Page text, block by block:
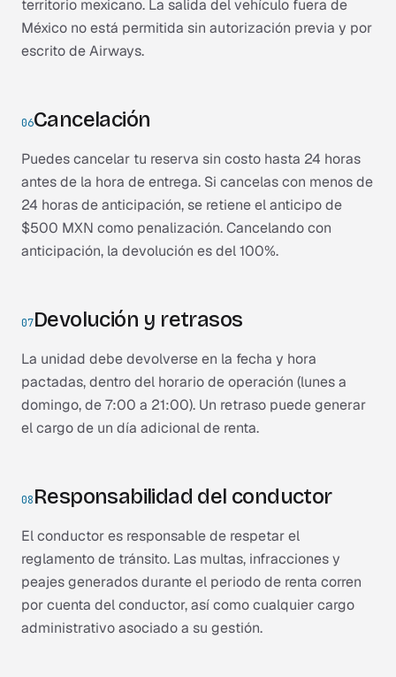
territorio mexicano. La salida del vehículo fuera de
México no está permitida sin autorización previa y por
escrito de Airways.
06Cancelación
Puedes cancelar tu reserva sin costo hasta 24 horas
antes de la hora de entrega. Si cancelas con menos de
24 horas de anticipación, se retiene el anticipo de
$500 MXN como penalización. Cancelando con
anticipación, la devolución es del 100%.
07Devolución y retrasos
La unidad debe devolverse en la fecha y hora
pactadas, dentro del horario de operación (lunes a
domingo, de 7:00 a 21:00). Un retraso puede generar
el cargo de un día adicional de renta.
08Responsabilidad del conductor
El conductor es responsable de respetar el
reglamento de tránsito. Las multas, infracciones y
peajes generados durante el periodo de renta corren
por cuenta del conductor, así como cualquier cargo
administrativo asociado a su gestión.